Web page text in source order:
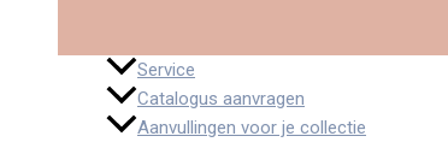
Service
Catalogus aanvragen
Aanvullingen voor je collectie